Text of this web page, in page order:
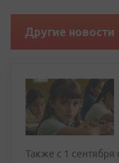
Другие новости
Также с 1